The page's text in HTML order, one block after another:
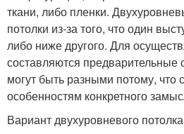
ткани, либо пленки.
потолки из-за того, что один
либо ниже другого. Для
составляются
могут быть разными потому, что
особенностям конкретного
Вариант двухуровневого